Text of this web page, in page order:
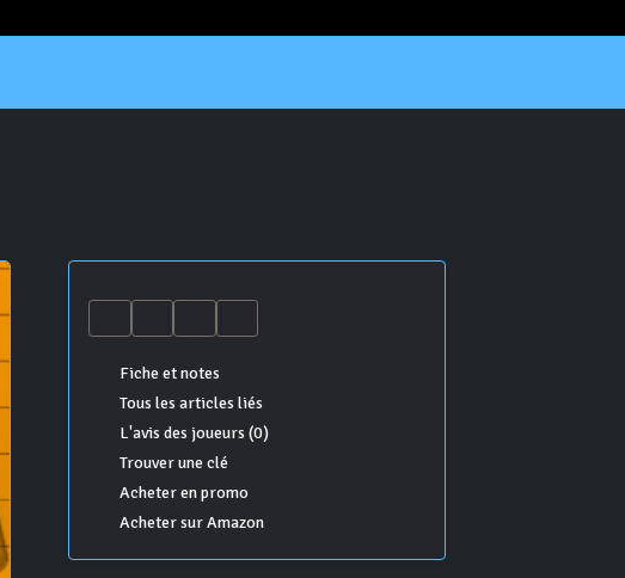
Fiche et notes
Tous les articles liés
L'avis des joueurs (0)
Trouver une clé
Acheter en promo
Acheter sur Amazon